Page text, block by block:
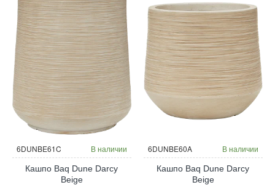
6DUNBE61C В наличии
Кашпо Baq Dune Darcy
Beige
6DUNBE60A В наличии
Кашпо Baq Dune Darcy
Beige